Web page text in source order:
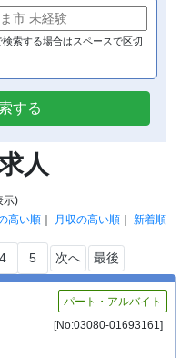
索する場合はスペースで区切
する
人
示)
高い順 ｜ 月収の高い順 ｜ 新着順
4 5 次へ 最後
パート・アルバイト
[No:03080-01693161]